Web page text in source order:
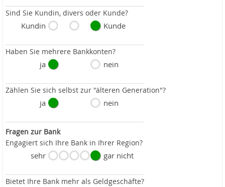
Sind Sie Kundin, divers oder Kunde?
Kundin Kunde
Haben Sie mehrere Bankkonten?
ja nein
Zählen Sie sich selbst zur "älteren Generation"?
ja nein
Fragen zur Bank
Engagiert sich Ihre Bank in Ihrer Region?
sehr gar nicht
Bietet Ihre Bank mehr als Geldgeschäfte?